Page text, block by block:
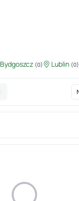
Bydgoszcz (0) Lublin (0)